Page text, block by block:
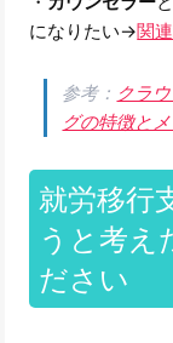
になりたい→関
参考： クラ
グの特徴と
就労移行
うと考え
ださい